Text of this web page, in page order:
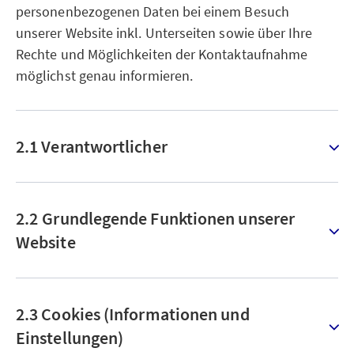
personenbezogenen Daten bei einem Besuch
unserer Website inkl. Unterseiten sowie über Ihre
Rechte und Möglichkeiten der Kontaktaufnahme
möglichst genau informieren.
2.1 Verantwortlicher
2.2 Grundlegende Funktionen unserer
Website
2.3 Cookies (Informationen und
Einstellungen)